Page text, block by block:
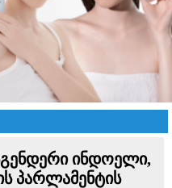
ინდოელი,
პარლამენტის